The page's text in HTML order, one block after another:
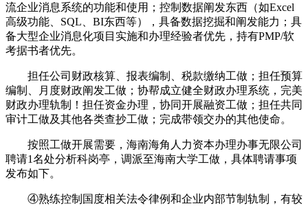
流企业消息系统的功能和使用；控制数据阐发东西（如Excel
高级功能、SQL、BI东西等），具备数据挖掘和阐发能力；具
备大型企业消息化项目实施和办理经验者优先，持有PMP/软
考据书者优先。
担任公司财政核算、报表编制、税款缴纳工做；担任预算
编制、月度财政阐发工做；协帮成立健全财政办理系统，完美
财政办理轨制！担任资金办理，协同开展融资工做；担任共同
审计工做及其他各类查抄工做；完成带领交办的其他使命。
按照工做开展需要，海南海角人力资本办理办事无限公司
聘请1名处分析科岗亭，调派至海南大学工做，具体聘请事项
发布如下。
④熟练控制国度相关法令律例和企业内部节制轨制，有较